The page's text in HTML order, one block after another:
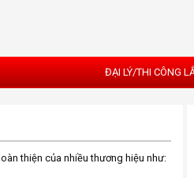
ĐẠI LÝ/THI CÔNG
thiện của nhiều thương hiệu như: